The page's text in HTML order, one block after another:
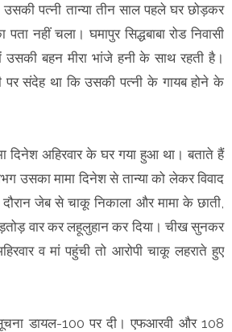
उसकी पत्नी तान्या तीन साल पहले घर छोड़कर
नहीं चला। घमापुर सिद्धबाबा रोड निवासी
बहन मीरा भांजे हनी के साथ रहती है।
संदेह था कि उसकी पत्नी के गायब होने के
दिनेश अहिरवार के घर गया हुआ था। बताते हैं
उसका मामा दिनेश से तान्या को लेकर विवाद
जेब से चाकू निकाला और मामा के छाती,
वार कर लहूलुहान कर दिया। चीख सुनकर
व मां पहुंची तो आरोपी चाकू लहराते हुए
डायल-100 पर दी। एफआरवी और 108